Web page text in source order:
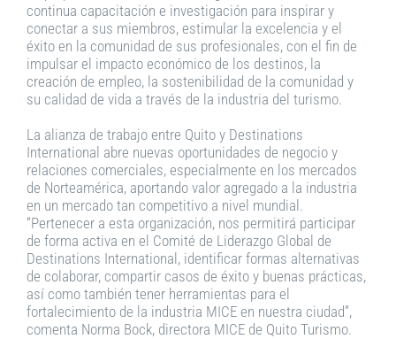
continua capacitación e investigación para inspirar y
conectar a sus miembros, estimular la excelencia y el
éxito en la comunidad de sus profesionales, con el fin de
impulsar el impacto económico de los destinos, la
creación de empleo, la sostenibilidad de la comunidad y
su calidad de vida a través de la industria del turismo.
La alianza de trabajo entre Quito y Destinations
International abre nuevas oportunidades de negocio y
relaciones comerciales, especialmente en los mercados
de Norteamérica, aportando valor agregado a la industria
en un mercado tan competitivo a nivel mundial.
“Pertenecer a esta organización, nos permitirá participar
de forma activa en el Comité de Liderazgo Global de
Destinations International, identificar formas alternativas
de colaborar, compartir casos de éxito y buenas prácticas,
así como también tener herramientas para el
fortalecimiento de la industria MICE en nuestra ciudad”,
comenta Norma Bock, directora MICE de Quito Turismo.